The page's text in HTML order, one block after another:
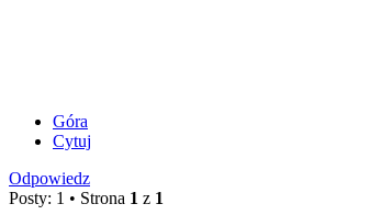
Góra
Cytuj
Odpowiedz
Posty: 1 • Strona 1 z 1